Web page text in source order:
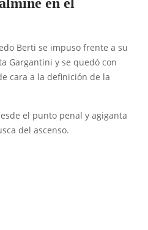
Berti se impuso frente a su
Gargantini y se quedó con
cara a la definición de la
el punto penal y agiganta
del ascenso.